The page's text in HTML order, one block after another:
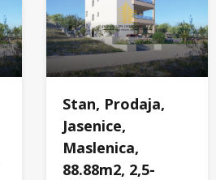
Stan, Prodaja,
Jasenice,
Maslenica,
88.88m2, 2,5-